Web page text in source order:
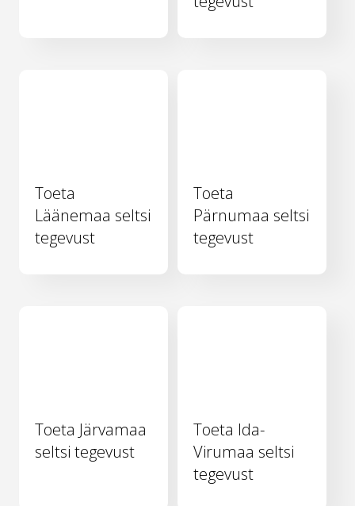
Toeta
Läänemaa seltsi
tegevust
Toeta
Pärnumaa seltsi
tegevust
Toeta Järvamaa
seltsi tegevust
Toeta Ida-
Virumaa seltsi
tegevust